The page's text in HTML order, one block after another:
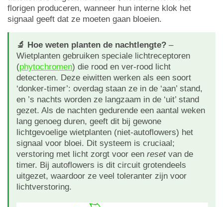
florigen produceren, wanneer hun interne klok het
signaal geeft dat ze moeten gaan bloeien.
🔬 Hoe weten planten de nachtlengte? –
Wietplanten gebruiken speciale lichtreceptoren
(phytochromen) die rood en ver-rood licht
detecteren. Deze eiwitten werken als een soort
‘donker-timer’: overdag staan ze in de ‘aan’ stand,
en ’s nachts worden ze langzaam in de ‘uit’ stand
gezet. Als de nachten gedurende een aantal weken
lang genoeg duren, geeft dit bij gewone
lichtgevoelige wietplanten (niet-autoflowers) het
signaal voor bloei. Dit systeem is cruciaal;
verstoring met licht zorgt voor een resetvan de
timer. Bij autoflowers is dit circuit grotendeels
uitgezet, waardoor ze veel toleranter zijn voor
lichtverstoring.